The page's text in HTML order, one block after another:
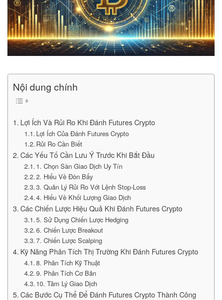
Nội dung chính
Lợi Ích Và Rủi Ro Khi Đánh Futures Crypto
Lợi Ích Của Đánh Futures Crypto
Rủi Ro Cần Biết
Các Yếu Tố Cần Lưu Ý Trước Khi Bắt Đầu
1. Chọn Sàn Giao Dịch Uy Tín
2. Hiểu Về Đòn Bẩy
3. Quản Lý Rủi Ro Với Lệnh Stop-Loss
4. Hiểu Về Khối Lượng Giao Dịch
Các Chiến Lược Hiệu Quả Khi Đánh Futures Crypto
5. Sử Dụng Chiến Lược Hedging
6. Chiến Lược Breakout
7. Chiến Lược Scalping
Kỹ Năng Phân Tích Thị Trường Khi Đánh Futures Crypto
8. Phân Tích Kỹ Thuật
9. Phân Tích Cơ Bản
10. Tâm Lý Giao Dịch
Các Bước Cụ Thể Để Đánh Futures Crypto Thành Công